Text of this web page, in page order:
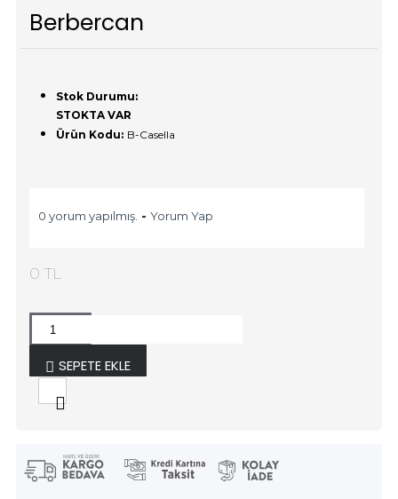
Berbercan
Stok Durumu:
STOKTA VAR
Ürün Kodu: B-Casella
0 yorum yapılmış. - Yorum Yap
0 TL
SEPETE EKLE